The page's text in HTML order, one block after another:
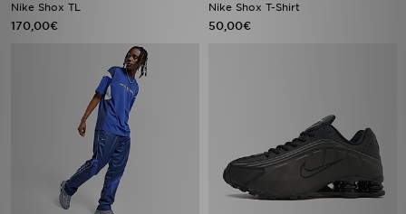
Nike Shox TL
170,00€
Nike Shox T-Shirt
50,00€